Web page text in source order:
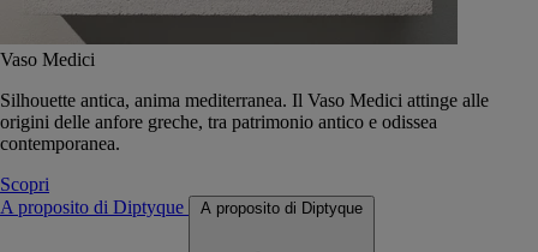
Vaso Medici
Silhouette antica, anima mediterranea. Il Vaso Medici attinge alle
origini delle anfore greche, tra patrimonio antico e odissea
contemporanea.
Scopri
A proposito di Diptyque
A proposito di Diptyque